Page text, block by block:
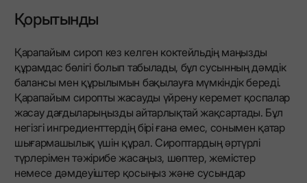
Қорытынды
Қарапайым сироп кез келген коктейльдің маңызды
құрамдас бөлігі болып табылады, бұл сусынның дәмдік
балансы мен құрылымын бақылауға мүмкіндік береді.
Қарапайым сиропты жасауды үйрену керемет қоспалар
жасау дағдыларыңызды айтарлықтай жақсартады. Бұл
негізгі ингредиенттердің бірі ғана емес, сонымен қатар
шығармашылық үшін құрал. Сироптардың әртүрлі
түрлерімен тәжірибе жасаңыз, шөптер, жемістер
немесе дәмдеуіштер қосыңыз және сусындар